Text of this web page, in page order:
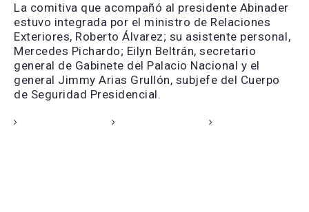
La comitiva que acompañó al presidente Abinader
estuvo integrada por el ministro de Relaciones
Exteriores, Roberto Álvarez; su asistente personal,
Mercedes Pichardo; Eilyn Beltrán, secretario
general de Gabinete del Palacio Nacional y el
general Jimmy Arias Grullón, subjefe del Cuerpo
de Seguridad Presidencial.